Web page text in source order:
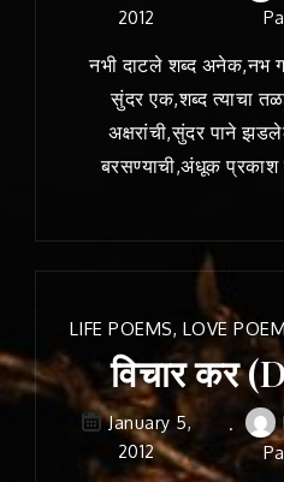
2012
नभी दाटले शब्द अनेक,नभ
सुंदर एक,शब्द त्याचा
अक्षरांची,सुंदर पाने
बरसण्याची,अंधूक प्रकाश
LIFE POEMS, LOVE
विचार कर
January 5,
2012